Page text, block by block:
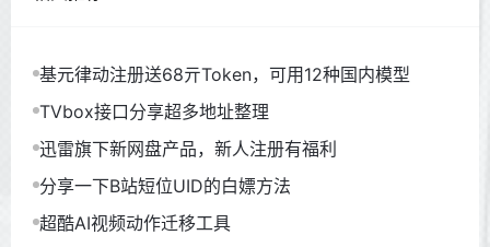
基元律动注册送68亓Token，可用12种国内模型
TVbox接口分享超多地址整理
迅雷旗下新网盘产品，新人注册有福利
分享一下B站短位UID的白嫖方法
超酷AI视频动作迁移工具